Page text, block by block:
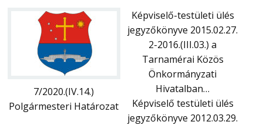
7/2020.(IV.14.)
Polgármesteri Határozat
Képviselő-testületi ülés
jegyzőkönyve 2015.02.27.
2-2016.(III.03.) a
Tarnamérai Közös
Önkormányzati
Hivatalban…
Képviselő testületi ülés
jegyzőkönyve 2012.03.29.